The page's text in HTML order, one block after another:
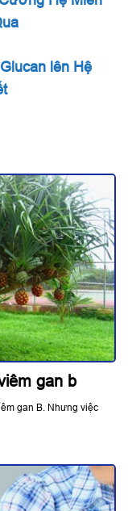
lên Hệ
gan b
gan B. Nhưng việc